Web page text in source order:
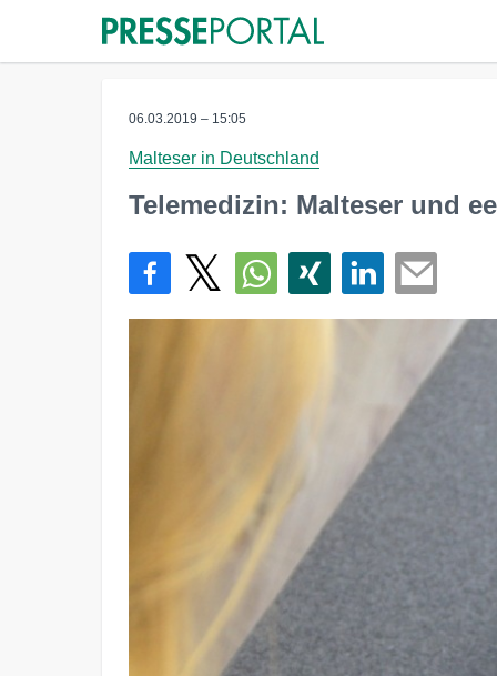
06.03.2019 – 15:05
Malteser in Deutschland
Telemedizin: Malteser und